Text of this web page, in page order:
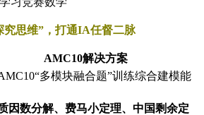
究思维”，打通IA任督二脉
AMC10解决方案
多模块融合题”训练综合建模能
因数分解、费马小定理、中国剩余定